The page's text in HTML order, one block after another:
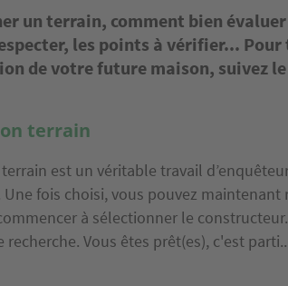
un terrain, comment bien
les points à vérifier...
de votre future maison, suivez
terrain
est un véritable travail
Une fois choisi, vous pouvez
à sélectionner le
recherche. Vous êtes prêt(es), c'est